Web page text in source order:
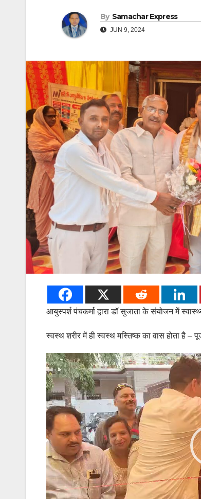
By Samachar Express
JUN 9, 2024
आयुस्पर्श पंचकर्मा द्वारा डॉ सुजाता के संयोजन में
स्वस्थ शरीर में ही स्वस्थ मस्तिष्क का वास होता है –
Video
Player